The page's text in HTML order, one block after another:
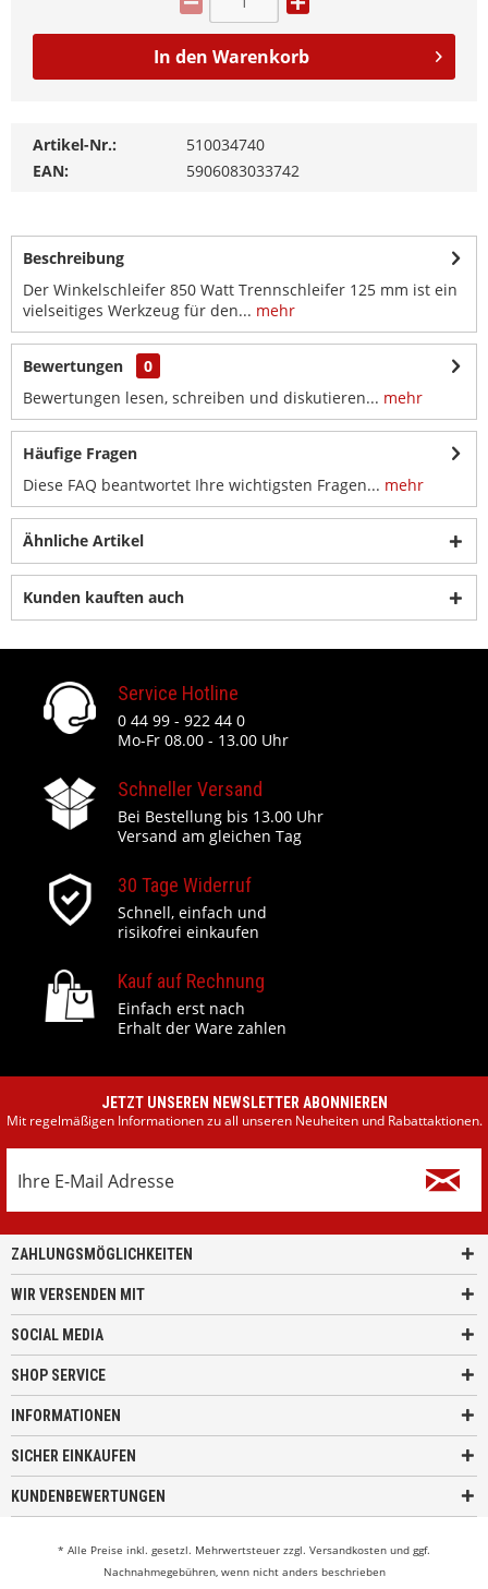
In den Warenkorb
Artikel-Nr.:
510034740
EAN:
5906083033742
Beschreibung
Der Winkelschleifer 850 Watt Trennschleifer 125 mm ist ein
vielseitiges Werkzeug für den... mehr
Bewertungen
0
Bewertungen lesen, schreiben und diskutieren... mehr
Häufige Fragen
Diese FAQ beantwortet Ihre wichtigsten Fragen... mehr
Ähnliche Artikel
Kunden kauften auch
Service Hotline
0 44 99 - 922 44 0
Mo-Fr 08.00 - 13.00 Uhr
Schneller Versand
Bei Bestellung bis 13.00 Uhr
Versand am gleichen Tag
30 Tage Widerruf
Schnell, einfach und
risikofrei einkaufen
Kauf auf Rechnung
Einfach erst nach
Erhalt der Ware zahlen
JETZT UNSEREN NEWSLETTER ABONNIEREN
Mit regelmäßigen Informationen zu all unseren Neuheiten und Rabattaktionen.
ZAHLUNGSMÖGLICHKEITEN
WIR VERSENDEN MIT
SOCIAL MEDIA
SHOP SERVICE
INFORMATIONEN
SICHER EINKAUFEN
KUNDENBEWERTUNGEN
* Alle Preise inkl. gesetzl. Mehrwertsteuer zzgl. Versandkosten und ggf.
Nachnahmegebühren, wenn nicht anders beschrieben